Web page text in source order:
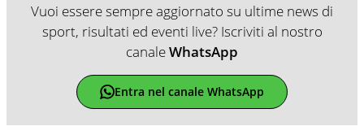
Vuoi essere sempre aggiornato su ultime news di
sport, risultati ed eventi live? Iscriviti al nostro
canaleWhatsApp
Entra nel canale WhatsApp